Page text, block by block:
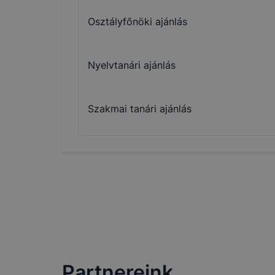
Osztályfőnöki ajánlás
Nyelvtanári ajánlás
Szakmai tanári ajánlás